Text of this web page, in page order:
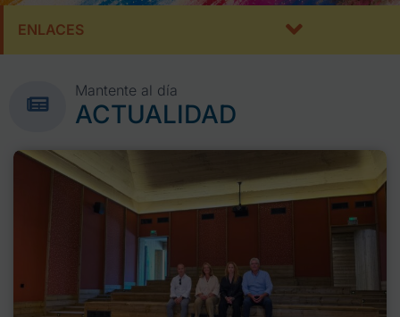
ENLACES
Mantente al día
ACTUALIDAD